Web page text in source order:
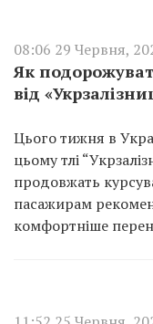
08:06 29 Червня,
Як
від
Цього тижня в
цьому тлі
продовжать
пасажирам
комфортніше